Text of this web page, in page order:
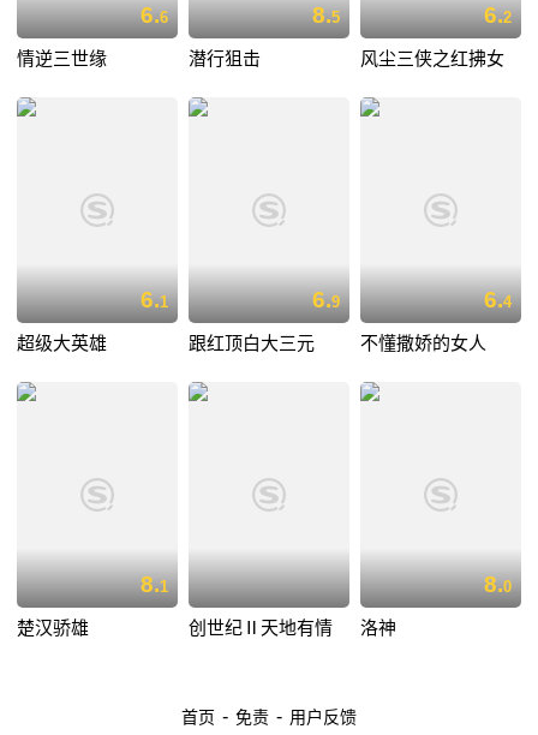
6.6
情逆三世缘
8.5
潜行狙击
6.2
风尘三侠之红拂女
6.1
超级大英雄
6.9
跟红顶白大三元
6.4
不懂撒娇的女人
8.1
楚汉骄雄 创世纪Ⅱ天地有情
8.0
洛神
首页 - 免责 - 用户反馈